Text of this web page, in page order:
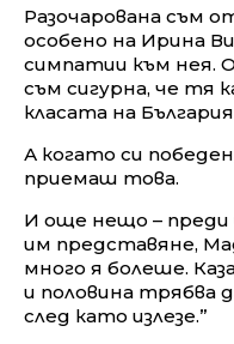
Разочарована съм
особено на Ирина
симпатии към нея.
съм сигурна, че тя
класата на
А когато си
приемаш това.
И още нещо – преди
им представяне,
много я болеше.
и половина трябва
след като излезе.”